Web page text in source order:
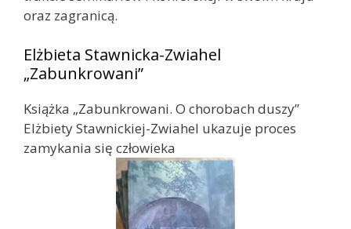
oraz zagranicą.
Elżbieta Stawnicka-Zwiahel
„Zabunkrowani”
Książka „Zabunkrowani. O chorobach duszy”
Elżbiety Stawnickiej-Zwiahel ukazuje proces
zamykania się człowieka